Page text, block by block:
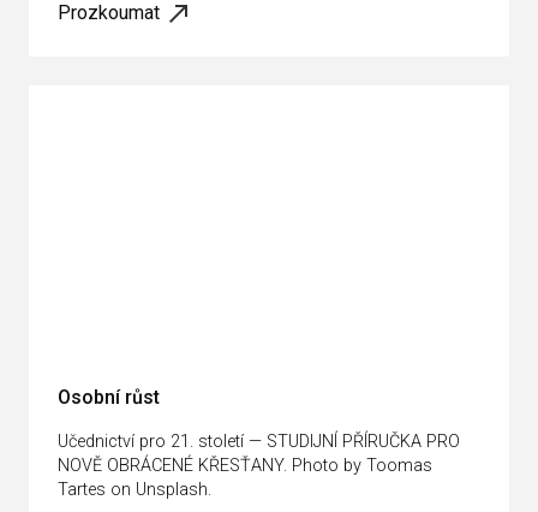
Prozkoumat
Osobní růst
Učednictví pro 21. století — STUDIJNÍ PŘÍRUČKA PRO
NOVĚ OBRÁCENÉ KŘESŤANY. Photo by Toomas
Tartes on Unsplash.